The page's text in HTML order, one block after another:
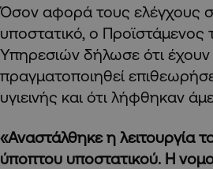
Όσον αφορά τους ελέγχους
υποστατικό, ο Προϊστάμενος
Υπηρεσιών δήλωσε ότι
πραγματοποιηθεί
υγιεινής και ότι λήφθηκαν
«Αναστάλθηκε η λειτουργία
ύποπτου υποστατικού. Η